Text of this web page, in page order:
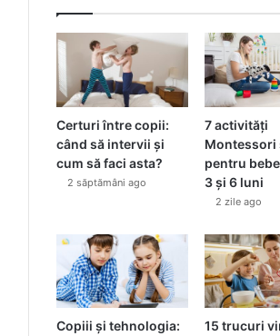
Certuri între copii:
când să intervii și
cum să faci asta?
2 săptămâni ago
7 activități
Montessori
pentru
3 și 6 luni
2 zile ago
Copiii și tehnologia:
15 trucuri